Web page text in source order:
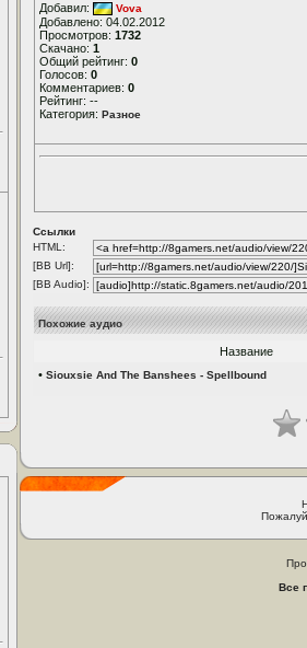
Добавил:
Vova
Добавлено: 04.02.2012
Просмотров: 1732
Скачано: 1
Общий рейтинг: 0
Голосов: 0
Комментариев: 0
Рейтинг: --
Категория: Разное
Ссылки
HTML:
[BB Url]:
[BB Audio]:
Похожие аудио
Название
• Siouxsie And The Banshees - Spellbound
Все